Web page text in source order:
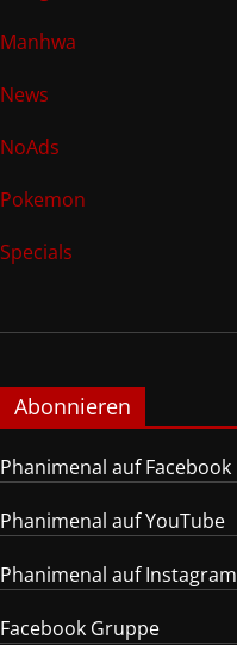
Manhwa
News
NoAds
Pokemon
Specials
Abonnieren
Phanimenal auf Facebook
Phanimenal auf YouTube
Phanimenal auf Instagram
Facebook Gruppe